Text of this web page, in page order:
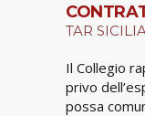
TAR
Il Collegio
privo
possa